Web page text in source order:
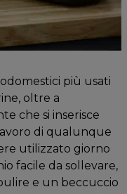
più usati
oltre a
che si inserisce
di qualunque
utilizzato giorno
facile da sollevare,
e un beccuccio